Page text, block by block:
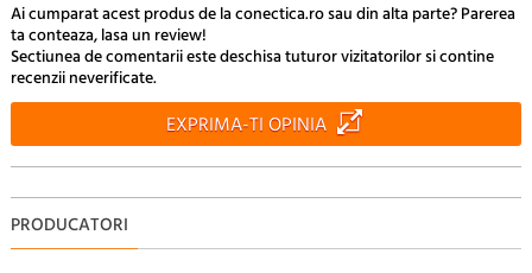
Ai cumparat acest produs de la conectica.ro sau din alta parte? Parerea
ta conteaza, lasa un review!
Sectiunea de comentarii este deschisa tuturor vizitatorilor si contine
recenzii neverificate.
EXPRIMA-TI OPINIA
PRODUCATORI